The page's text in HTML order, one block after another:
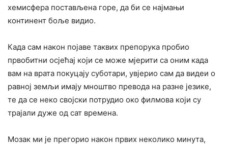
хемисфера постављена горе, да би се најмањи
континент боље видио.
Када сам након појаве таквих препорука пробио
првобитни осјећај који се може мјерити са оним када
вам на врата покуцају суботари, увјерио сам да видеи о
равној земљи имају мноштво превода на разне језике,
те да се неко својски потрудио око филмова који су
трајали дуже од сат времена.
Мозак ми је прегорио након првих неколико минута,